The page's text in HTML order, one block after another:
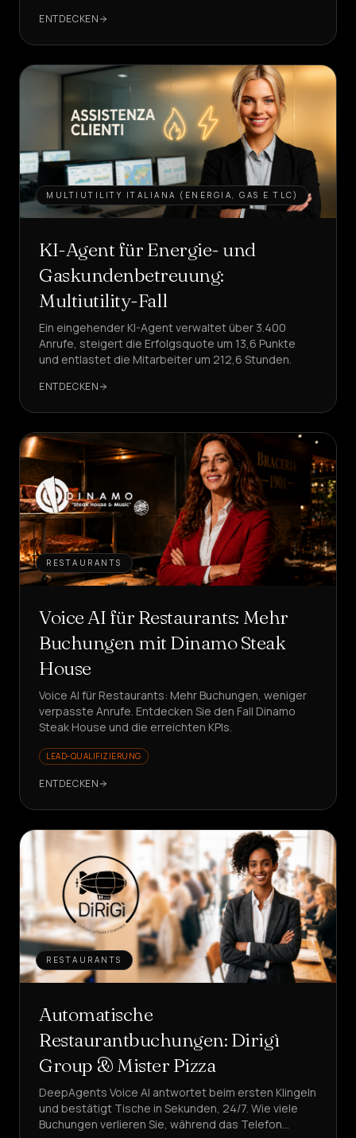
ENTDECKEN
MULTIUTILITY ITALIANA (ENERGIA, GAS E TLC)
KI-Agent für Energie- und
Gaskundenbetreuung:
Multiutility-Fall
Ein eingehender KI-Agent verwaltet über 3.400
Anrufe, steigert die Erfolgsquote um 13,6 Punkte
und entlastet die Mitarbeiter um 212,6 Stunden.
ENTDECKEN
RESTAURANTS
Voice AI für Restaurants: Mehr
Buchungen mit Dinamo Steak
House
Voice AI für Restaurants: Mehr Buchungen, weniger
verpasste Anrufe. Entdecken Sie den Fall Dinamo
Steak House und die erreichten KPIs.
LEAD-QUALIFIZIERUNG
ENTDECKEN
RESTAURANTS
Automatische
Restaurantbuchungen: Dirigì
Group & Mister Pizza
DeepAgents Voice AI antwortet beim ersten Klingeln
und bestätigt Tische in Sekunden, 24/7. Wie viele
Buchungen verlieren Sie, während das Telefon